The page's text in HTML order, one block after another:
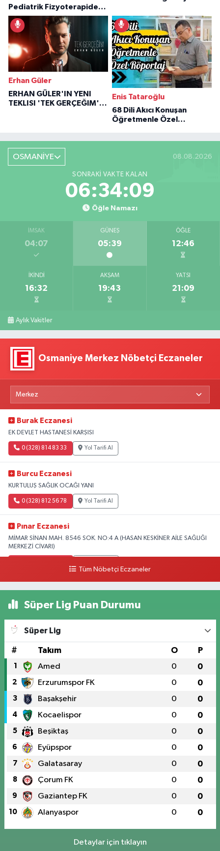
Pediatrik Fizyoterapiden
İlham Veren Hikâyeler
Erhan Güler
ERHAN GÜLER'IN YENI
TEKLISI 'TEK GERÇEĞIM'LE
Enis Tataroğlu
68 Dili Akıcı Konuşan
Öğretmenle Özel
OSMANİYE 08.08.2026
SONRAKI VAKTE KALAN
06:34:08
Öğle Namazı
İMSAK
04:07
GÜNEŞ
05:39
ÖĞLE
12:46
İKINDI
16:32
AKŞAM
19:43
YATSI
21:09
Aylık Vakitler
Osmaniye Merkez Nöbetçi Eczaneler
Burak Eczanesi
EK DEVLET HASTANESİ KARŞISI
0 (328) 814 83 33 Yol Tarifi Al
Burcu Eczanesi
KURTULUŞ SAĞLIK OCAĞI YANI
0 (328) 812 56 78 Yol Tarifi Al
Pınar Eczanesi
MİMAR SİNAN MAH. 8546 SOK. NO:4 A (HASAN KESKİNER AİLE SAĞLIĞI
MERKEZİ CİVARI)
Tüm Nöbetçi Eczaneler
Süper Lig Puan Durumu
Süper Lig
# Takım O P
1 Amed 0 0
2 Erzurumspor FK 0 0
3 Başakşehir 0 0
4 Kocaelispor 0 0
5 Beşiktaş 0 0
6 Eyüpspor 0 0
7 Galatasaray 0 0
8 Çorum FK 0 0
9 Gaziantep FK 0 0
10 Alanyaspor 0 0
Detaylar için tıklayın